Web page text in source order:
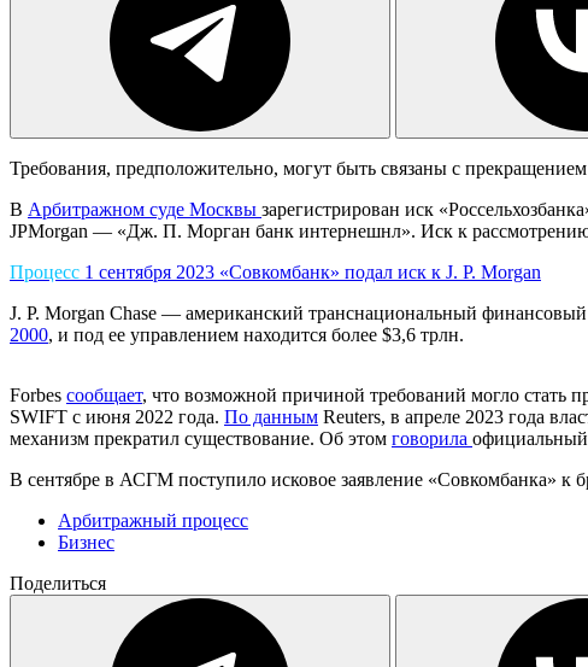
Требования, предположительно, могут быть связаны с
В Арбитражном суде Москвы зарегистрирован иск
JPMorgan — «Дж. П. Морган банк интернешнл». Иск к рассмотрению
Процесс 1 сентября 2023 «Совкомбанк» подал иск к J. P. Morgan
J. P. Morgan Chase — американский транснациональный
2000, и под ее управлением находится более $3,6 трлн.
Forbes сообщает, что возможной причиной требований могло стать
SWIFT с июня 2022 года. По данным Reuters, в апреле 2023 года
механизм прекратил существование. Об этом говорила официальный
В сентябре в АСГМ поступило исковое заявление «Совкомбанка» к
Арбитражный процесс
Бизнес
Поделиться